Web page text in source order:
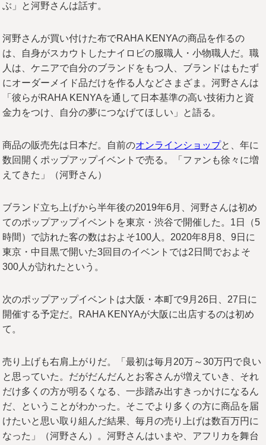
ぶ」と河野さんは話す。
河野さんが買い付けた布でRAHA KENYAの商品を作るの
は、自身がスカウトしたナイロビの服職人・小物職人だ。職
人は、ケニアで自分のブランドをもつ人、ブランドはもたず
にオーダーメイド品だけを作る人などさまざま。河野さんは
「彼らがRAHA KENYAを通して日本基準の高い技術力と資
金力をつけ、自分の夢につなげてほしい」と語る。
商品の販売先は日本だ。自前のオンラインショップと、年に
数回開くポップアップイベントで売る。「ファンも徐々に増
えてきた」（河野さん）
ブランド立ち上げから半年後の2019年6月、河野さんは初め
てのポップアップイベントを東京・渋谷で開催した。1日（5
時間）で訪れた客の数はおよそ100人。2020年8月8、9日に
東京・中目黒で開いた3回目のイベントでは2日間でおよそ
300人が訪れたという。
次のポップアップイベントは大阪・本町で9月26日、27日に
開催する予定だ。RAHA KENYAが大阪に出店するのは初め
て。
売り上げも右肩上がりだ。「最初は毎月20万～30万円で良い
と思っていた。だがだんだんとお客さんが増えていき、それ
だけ多くの方が明るくなる、一歩踏み出すきっかけになるん
だ、ということがわかった。そこでより多くの方に商品を届
けたいと思い取り組んだ結果、毎月の売り上げは数百万円に
なった」（河野さん）。河野さんはいまや、アフリカを舞台